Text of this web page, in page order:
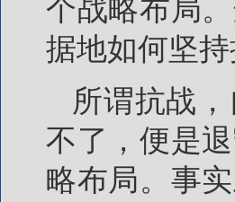
个战略布局
据地如何坚
所谓抗战
不了，便是
略布局。事